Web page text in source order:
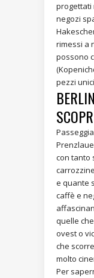
progettati
negozi
rimessi a
possono
pezzi
con tanto
e quante
caffè e
quelle
ovest o
che
molto
Per